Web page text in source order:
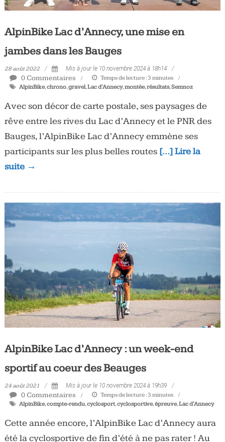
AlpinBike Lac d’Annecy, une mise en
jambes dans les Bauges
28 août 2022 Mis à jour le 10 novembre 2024 à 18h14
0 Commentaires Temps de lecture :3 minutes
AlpinBike,chrono,gravel,Lac d'Annecy,montée,résultats,Semnoz
Avec son décor de carte postale, ses paysages de
rêve entre les rives du Lac d’Annecy et le PNR des
Bauges, l’AlpinBike Lac d’Annecy emmène ses
participants sur les plus belles routes […] Lire la
suite →
AlpinBike Lac d’Annecy : un week-end
sportif au coeur des Beauges
24 août 2021 Mis à jour le 10 novembre 2024 à 19h39
0 Commentaires Temps de lecture :3 minutes
AlpinBike,compte-rendu,cyclosport,cyclosportive,épreuve,Lac d'Annecy
Cette année encore, l’AlpinBike Lac d’Annecy aura
été la cyclosportive de fin d’été à ne pas rater ! Au